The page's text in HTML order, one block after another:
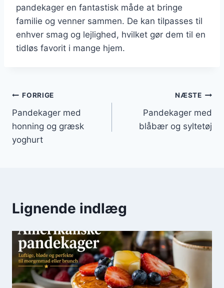
pandekager en fantastisk måde at bringe
familie og venner sammen. De kan tilpasses til
enhver smag og lejlighed, hvilket gør dem til en
tidløs favorit i mange hjem.
Indlægsnavigation
FORRIGE
Pandekager med
honning og græsk
yoghurt
NÆSTE
Pandekager med
blåbær og syltetøj
Lignende indlæg